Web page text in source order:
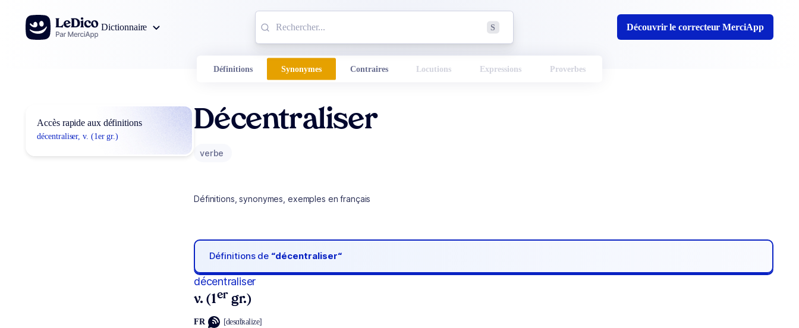
Aller au contenu
Dictionnaire
S Découvrir le correcteur MerciApp
Définitions Synonymes Contraires Locutions Expressions Proverbes
Accès rapide aux définitions
décentraliser, v. (1er gr.)
Décentraliser
verbe
Définitions, synonymes, exemples en français
Définitions de “décentraliser“
décentraliser
v. (1er gr.)
FR [desɑ̃tʀalize]